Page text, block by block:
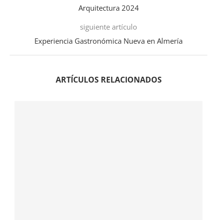
Arquitectura 2024
siguiente artículo
Experiencia Gastronómica Nueva en Almería
ARTÍCULOS RELACIONADOS